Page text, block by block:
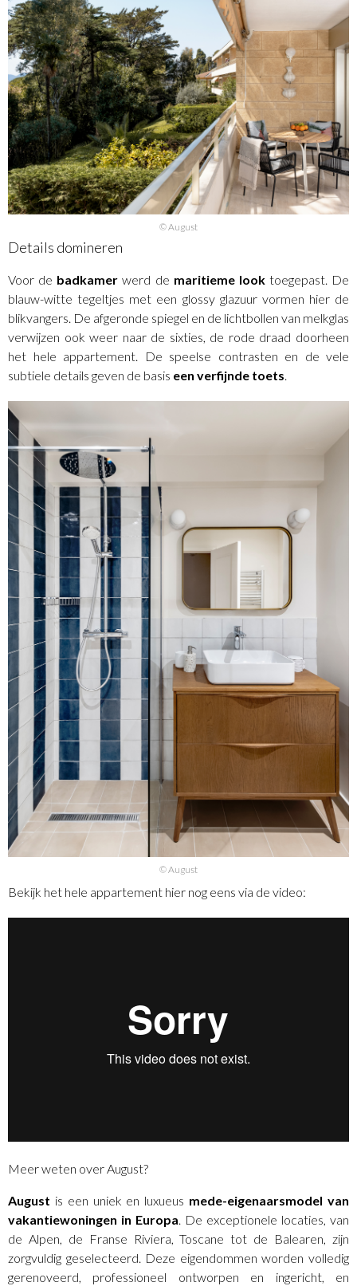
© August
Details domineren
Voor de badkamer werd de maritieme looktoegepast. De
blauw-witte tegeltjes met een glossy glazuur vormen hier de
blikvangers. De afgeronde spiegel en de lichtbollen van melkglas
verwijzen ook weer naar de sixties, de rode draad doorheen
het hele appartement. De speelse contrasten en de vele
subtiele details geven de basis een verfijnde toets.
© August
Bekijk het hele appartement hier nog eens via de video:
Meer weten over August?
August is een uniek en luxueus mede-eigenaarsmodel van
vakantiewoningen in Europa. De exceptionele locaties, van
de Alpen, de Franse Riviera, Toscane tot de Balearen, zijn
zorgvuldig geselecteerd. Deze eigendommen worden volledig
gerenoveerd, professioneel ontworpen en ingericht, en